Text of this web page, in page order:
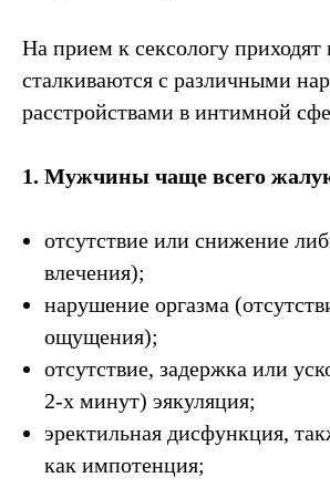
На прием к сексологу
сталкиваются с различными
расстройствами в интимной
1. Мужчины чаще всего
отсутствие или снижение
влечения);
нарушение оргазма
ощущения);
отсутствие, задержка или
2-х минут) эякуляция;
эректильная дисфункция,
как импотенция;